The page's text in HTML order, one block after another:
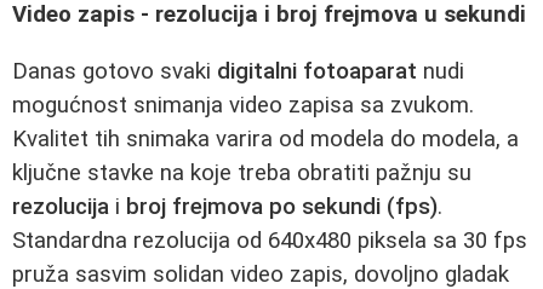
Video zapis - rezolucija i broj frejmova u sekundi
Danas gotovo svaki digitalni fotoaparat nudi
mogućnost snimanja video zapisa sa zvukom.
Kvalitet tih snimaka varira od modela do modela, a
ključne stavke na koje treba obratiti pažnju su
rezolucija i broj frejmova po sekundi (fps).
Standardna rezolucija od 640x480 piksela sa 30 fps
pruža sasvim solidan video zapis, dovoljno gladak